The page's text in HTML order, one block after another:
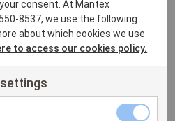
och bor i Stockholm. Han har
som framgångsrikt utvecklat
är en av Mantex största
consent. At Mantex
8537, we use the following
about which cookies we use
to access our cookies policy.
Necessary